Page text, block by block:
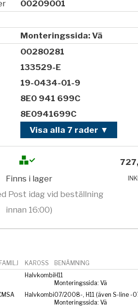
00209001
Monteringssida: Vä
00280281
133529-E
19-0434-01-9
8E0 941 699C
8E0941699C
Visa alla 7 rader ▼
Finns i lager
Post idag vid beställning
innan 16:00)
KAROSS
BENÄMNING
Halvkombi H11
Monteringssida: Vä
Halvkombi07/2008-, H11 (även S-line -
Monteringssida: Vä